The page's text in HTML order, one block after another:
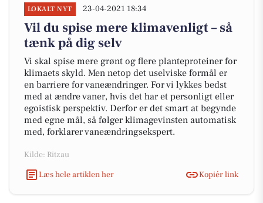
LOKALT NYT 23-04-2021 18:34
Vil du spise mere klimavenligt – så
tænk på dig selv
Vi skal spise mere grønt og flere planteproteiner for
klimaets skyld. Men netop det uselviske formål er
en barriere for vaneændringer. For vi lykkes bedst
med at ændre vaner, hvis det har et personligt eller
egoistisk perspektiv. Derfor er det smart at begynde
med egne mål, så følger klimagevinsten automatisk
med, forklarer vaneændringsekspert.
Kilde: Ritzau
Læs hele artiklen her
Kopiér link